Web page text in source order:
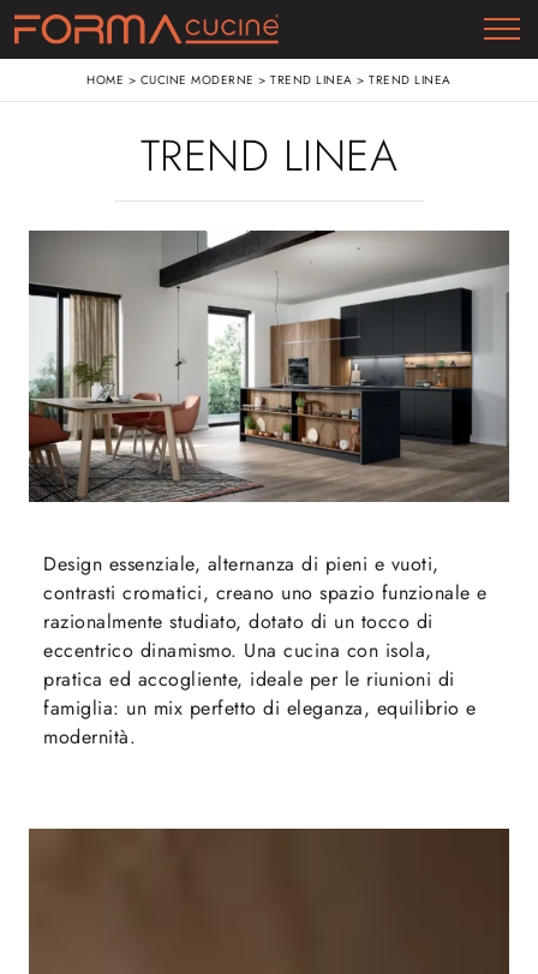
HOME > CUCINE MODERNE >TREND LINEA >TREND LINEA
TREND LINEA
Design essenziale, alternanza di pieni e vuoti,
contrasti cromatici, creano uno spazio funzionale e
razionalmente studiato, dotato di un tocco di
eccentrico dinamismo. Una cucina con isola,
pratica ed accogliente, ideale per le riunioni di
famiglia: un mix perfetto di eleganza, equilibrio e
modernità.